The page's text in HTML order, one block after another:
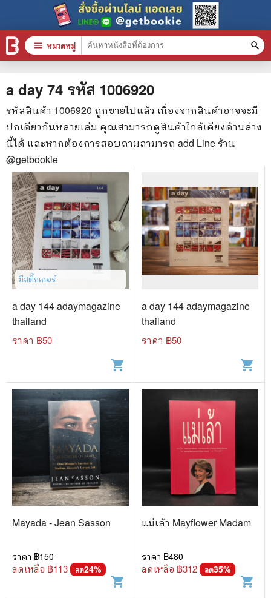
a day 74 รหัส 1006920
รหัสสินค้า 1006920 ถูกขายไปแล้ว เนื่องจากสินค้าอาจจะมี
ปกเดียวกันหลายเล่ม คุณสามารถดูสินค้าใกล้เคียงด้านล่าง
นี้ได้ และหากต้องการสอบถามสามารถ add Line ร้าน
@getbookie
มีสติ๊กเกอร์
a day 144 adaymagazine
thailand
ราคา ฿50
shopping_cart
a day 144 adaymagazine
thailand
ราคา ฿50
shopping_cart
Mayada - Jean Sasson
ราคา ฿150
ลดเหลือ ฿113 ลด24%
shopping_cart
แม่เล้า Mayflower Madam
ราคา ฿480
ลดเหลือ ฿312 ลด35%
shopping_cart
menu หมวดหมู่ search
หมวดหมู่สินค้า
หนังสือทั้งหมด
stars สินค้าใช้เฉพาะแต้มเท่านั้น
📚 หนังสือทั่วไป
🦄 วรรณกรรม นิยาย เรื่องสั้น
🎓 การศึกษา
😼 หนังสือการ์ตูน
🐲 หนังสือเด็ก
🌎 International Books
🎲 Board Game